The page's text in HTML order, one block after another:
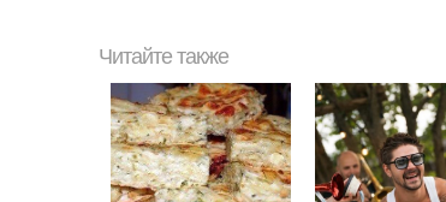
Читайте также